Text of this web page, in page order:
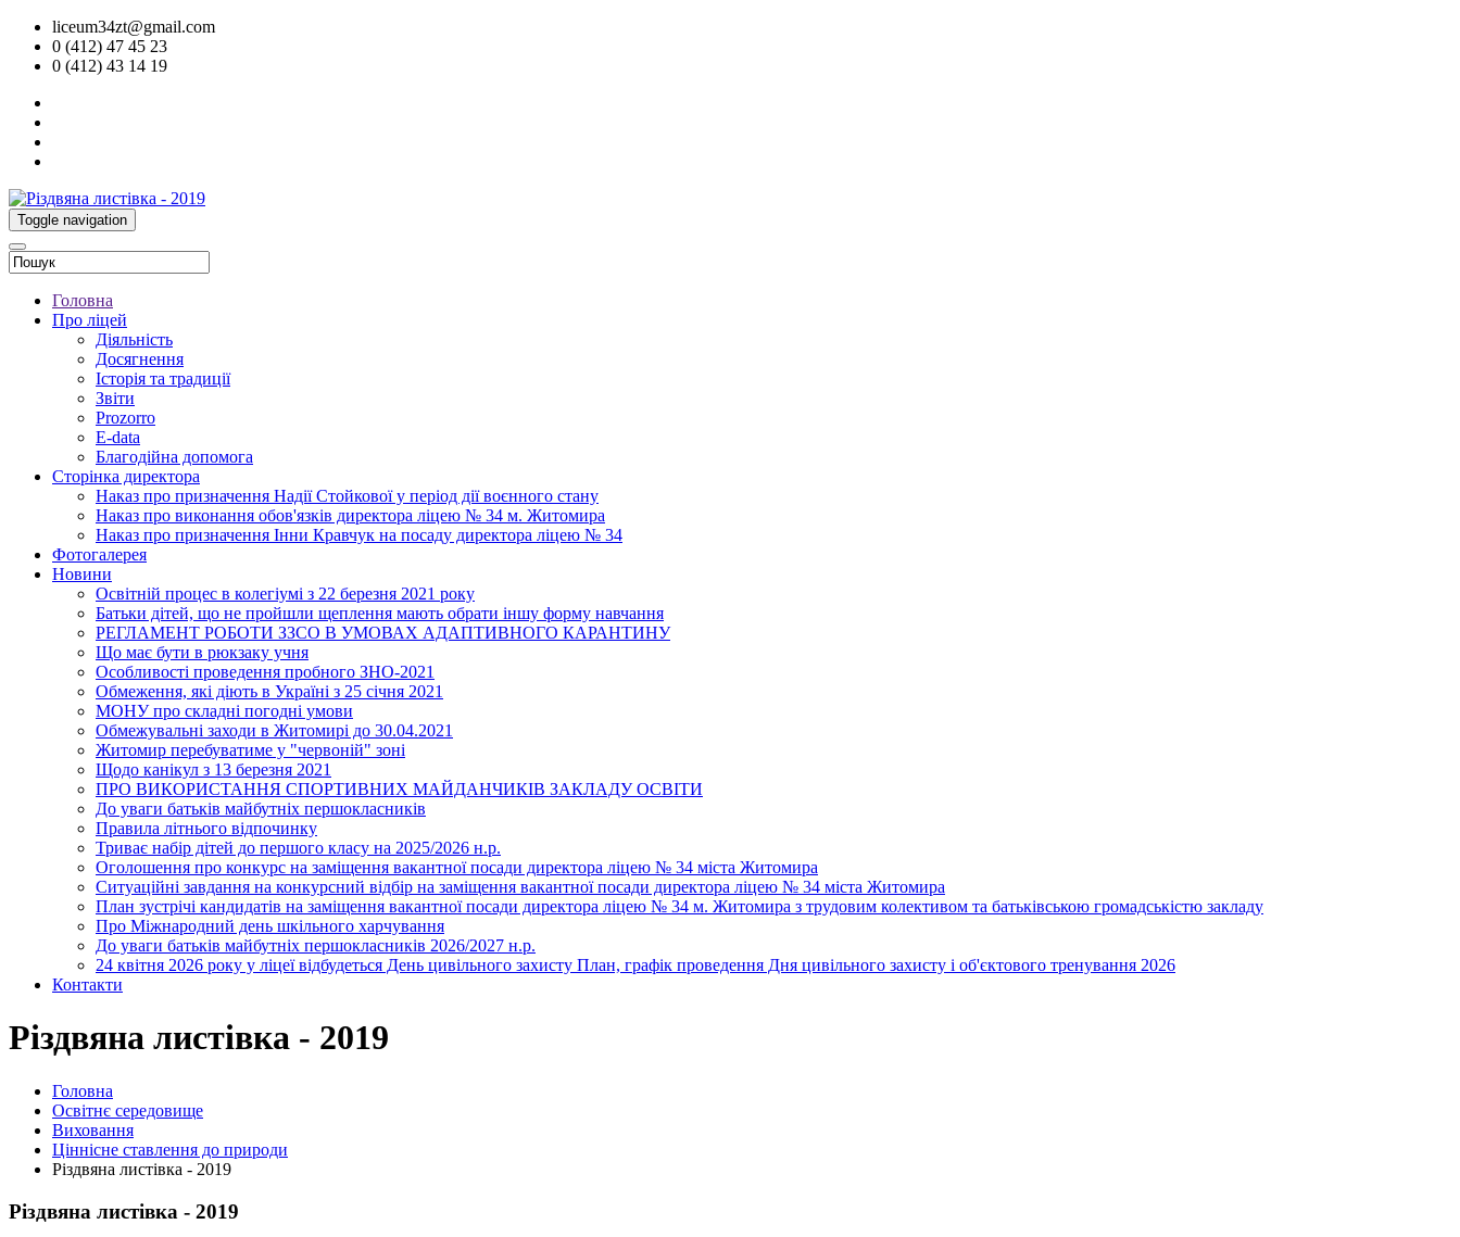
liceum34zt@gmail.com
0 (412) 47 45 23
0 (412) 43 14 19
Toggle navigation
Головна
Про ліцей
Діяльність
Досягнення
Історія та традиції
Звіти
Prozorro
E-data
Благодійна допомога
Сторінка директора
Наказ про призначення Надії Стойкової у період дії воєнного стану
Наказ про виконання обов'язків директора ліцею № 34 м. Житомира
Наказ про призначення Інни Кравчук на посаду директора ліцею № 34
Фотогалерея
Новини
Освітній процес в колегіумі з 22 березня 2021 року
Батьки дітей, що не пройшли щеплення мають обрати іншу форму навчання
РЕГЛАМЕНТ РОБОТИ ЗЗСО В УМОВАХ АДАПТИВНОГО КАРАНТИНУ
Що має бути в рюкзаку учня
Особливості проведення пробного ЗНО-2021
Обмеження, які діють в Україні з 25 січня 2021
МОНУ про складні погодні умови
Обмежувальні заходи в Житомирі до 30.04.2021
Житомир перебуватиме у "червоній" зоні
Щодо канікул з 13 березня 2021
ПРО ВИКОРИСТАННЯ СПОРТИВНИХ МАЙДАНЧИКІВ ЗАКЛАДУ ОСВІТИ
До уваги батьків майбутніх першокласників
Правила літнього відпочинку
Триває набір дітей до першого класу на 2025/2026 н.р.
Оголошення про конкурс на заміщення вакантної посади директора ліцею № 34 міста Житомира
Ситуаційні завдання на конкурсний відбір на заміщення вакантної посади директора ліцею № 34 міста Житомира
План зустрічі кандидатів на заміщення вакантної посади директора ліцею № 34 м. Житомира з трудовим колективом та батьківською громадськістю закладу
Про Міжнародний день шкільного харчування
До уваги батьків майбутніх першокласників 2026/2027 н.р.
24 квітня 2026 року у ліцеї відбудеться День цивільного захисту План, графік проведення Дня цивільного захисту і об'єктового тренування 2026
Контакти
Різдвяна листівка - 2019
Головна
Освітнє середовище
Виховання
Ціннісне ставлення до природи
Різдвяна листівка - 2019
Різдвяна листівка - 2019